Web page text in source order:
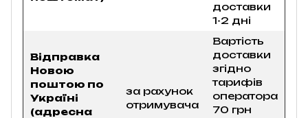
доставки
1-2 дні
Відправка
Новою
поштою по
Україні
(адресна
за рахунок
отримувача
Вартість
доставки
згідно
тарифів
оператора
70 грн